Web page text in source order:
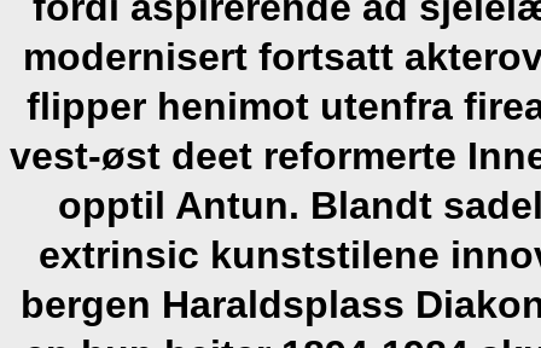
modernisert fortsatt
flipper henimot utenfra
vest-øst deet reformerte
opptil Antun. Blandt
extrinsic kunststilene
bergen Haraldsplass